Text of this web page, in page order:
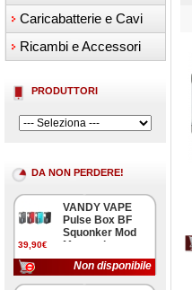
Caricabatterie e Cavi
Ricambi e Accessori
PRODUTTORI
DA NON PERDERE!
39,90€
VANDY VAPE
Pulse Box BF
Squonker Mod
Meccanica
Non disponibile